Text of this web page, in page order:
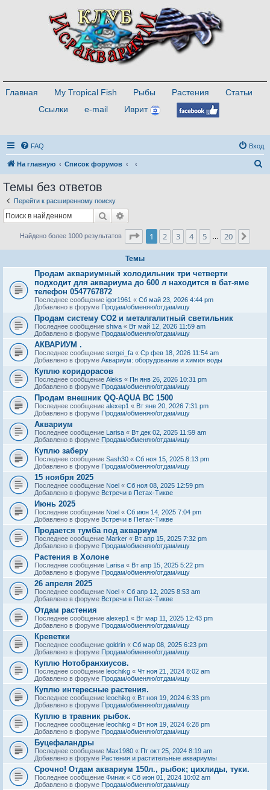
Главная My Tropical Fish Рыбы Растения
Статьи
Ссылки
e-mail Иврит
FAQ Вход
На главную Список форумов
Темы без ответов
Перейти к расширенному поиску
Поиск
Найдено более 1000 результатов Страница1 из
1 2 3 4 5 20
Темы
Продам аквариумный холодильник три четверти
подходит для аквариума до 600 л находится в бат-яме
телефон 0547767872
Последнее сообщение igor1961 « Сб май 23, 2026 4:44 pm
Добавлено в форуме Продам/обменяю/отдам/ищу
Продам систему СО2 и металгалитный светильник
Последнее сообщение shiva « Вт май 12, 2026 11:59 am
Добавлено в форуме Продам/обменяю/отдам/ищу
АКВАРИУМ .
Последнее сообщение sergei_fa « Ср фев 18, 2026 11:54 am
Добавлено в форуме Аквариум: оборудование и химия воды
Куплю коридорасов
Последнее сообщение Aleks « Пн янв 26, 2026 10:31 pm
Добавлено в форуме Продам/обменяю/отдам/ищу
Продам внешник QQ-AQUA BC 1500
Последнее сообщение alexep1 « Вт янв 20, 2026 7:31 pm
Добавлено в форуме Продам/обменяю/отдам/ищу
Аквариум
Последнее сообщение Larisa « Вт дек 02, 2025 11:59 am
Добавлено в форуме Продам/обменяю/отдам/ищу
Куплю заберу
Последнее сообщение Sash30 « Сб ноя 15, 2025 8:13 pm
Добавлено в форуме Продам/обменяю/отдам/ищу
15 ноября 2025
Последнее сообщение Noel « Сб ноя 08, 2025 12:59 pm
Добавлено в форуме Встречи в Петах-Тикве
Июнь 2025
Последнее сообщение Noel « Сб июн 14, 2025 7:04 pm
Добавлено в форуме Встречи в Петах-Тикве
Продается тумба под аквариум
Последнее сообщение Marker « Вт апр 15, 2025 7:32 pm
Добавлено в форуме Продам/обменяю/отдам/ищу
Растения в Холоне
Последнее сообщение Larisa « Вт апр 15, 2025 5:22 pm
Добавлено в форуме Продам/обменяю/отдам/ищу
26 апреля 2025
Последнее сообщение Noel « Сб апр 12, 2025 8:53 am
Добавлено в форуме Встречи в Петах-Тикве
Отдам растения
Последнее сообщение alexep1 « Вт мар 11, 2025 12:43 pm
Добавлено в форуме Продам/обменяю/отдам/ищу
Креветки
Последнее сообщение goldrin « Сб мар 08, 2025 6:23 pm
Добавлено в форуме Продам/обменяю/отдам/ищу
Куплю Нотобранхиусов.
Последнее сообщение leochikg « Чт ноя 21, 2024 8:02 am
Добавлено в форуме Продам/обменяю/отдам/ищу
Куплю интересные растения.
Последнее сообщение leochikg « Вт ноя 19, 2024 6:33 pm
Добавлено в форуме Продам/обменяю/отдам/ищу
Куплю в травник рыбок.
Последнее сообщение leochikg « Вт ноя 19, 2024 6:28 pm
Добавлено в форуме Продам/обменяю/отдам/ищу
Буцефаландры
Последнее сообщение Max1980 « Пт окт 25, 2024 8:19 am
Добавлено в форуме Растения и растительные аквариумы
Срочно! Отдам аквариум 150л., рыбок; цихлиды, туки.
Последнее сообщение Финик « Сб июн 01, 2024 10:02 am
Добавлено в форуме Продам/обменяю/отдам/ищу